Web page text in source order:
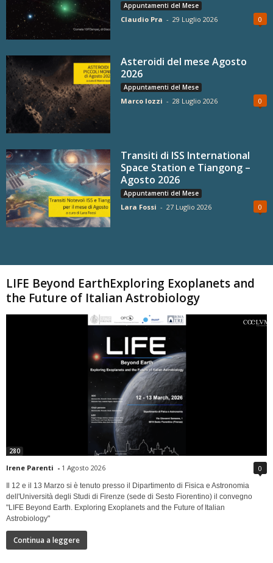
Appuntamenti del Mese
Claudio Pra - 29 Luglio 2026 0
Asteroidi del mese Agosto
2026
Appuntamenti del Mese
Marco Iozzi - 28 Luglio 2026 0
Transiti di ISS International
Space Station e Tiangong –
Agosto 2026
Appuntamenti del Mese
Lara Fossi - 27 Luglio 2026 0
LIFE Beyond EarthExploring Exoplanets and
the Future of Italian Astrobiology
280
Irene Parenti - 1 Agosto 2026 0
Il 12 e il 13 Marzo si è tenuto presso il Dipartimento di Fisica e Astronomia
dell'Università degli Studi di Firenze (sede di Sesto Fiorentino) il convegno
"LIFE Beyond Earth. Exploring Exoplanets and the Future of Italian
Astrobiology"
Continua a leggere